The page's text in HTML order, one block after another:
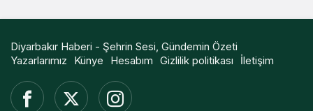
Diyarbakır Haberi - Şehrin Sesi, Gündemin Özeti
Yazarlarımız
Künye Hesabım Gizlilik politikası İletişim